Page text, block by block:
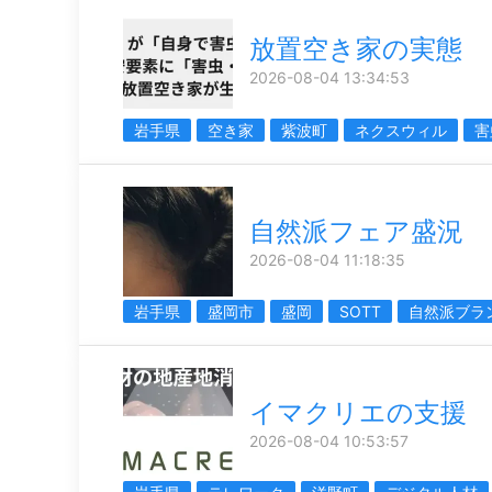
放置空き家の実態
2026-08-04 13:34:53
岩手県 空き家 紫波町 ネクスウィル
自然派フェア盛況
2026-08-04 11:18:35
岩手県 盛岡市 盛岡 SOTT 自然派ブラ
イマクリエの支援
2026-08-04 10:53:57